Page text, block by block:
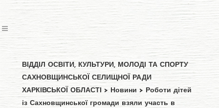
ВІДДІЛ ОСВІТИ, КУЛЬТУРИ, МОЛОДІ ТА СПОРТУ
САХНОВЩИНСЬКОЇ СЕЛИЩНОЇ РАДИ
ХАРКІВСЬКОЇ ОБЛАСТІ > Новини > Роботи дітей
із Сахновщинської громади взяли участь в